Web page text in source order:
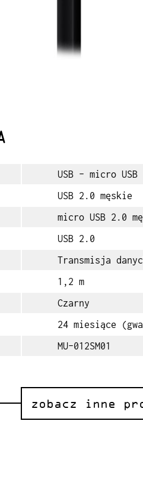
USB - micro USB
USB 2.0 męskie
micro USB 2.0
USB 2.0
Transmisja
1,2 m
Czarny
24 miesiące
MU-012SM01
zobacz inne